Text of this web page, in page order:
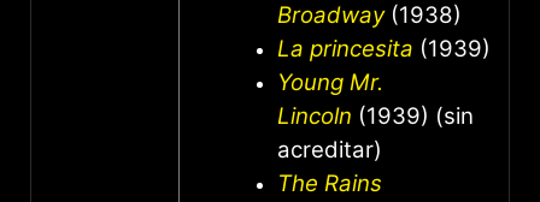
Broadway(1938)
La princesita (1939)
Young Mr.
Lincoln (1939) (sin
acreditar)
The Rains